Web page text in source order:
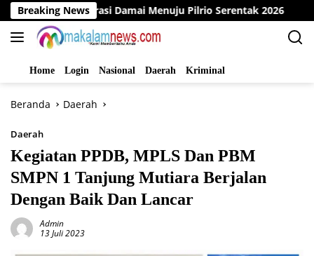
Langsung
ke
konten
Breaking News
Deklarasi Damai Menuju Pilrio Serentak 2026 Dinas
Home Login Nasional Daerah Kriminal
Beranda Daerah
Daerah
Kegiatan PPDB, MPLS Dan PBM
SMPN 1 Tanjung Mutiara Berjalan
Dengan Baik Dan Lancar
Admin
13 Juli 2023